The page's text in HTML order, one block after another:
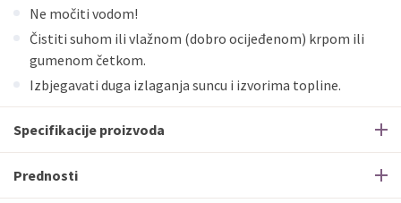
Ne močiti vodom!
Čistiti suhom ili vlažnom (dobro ocijeđenom) krpom ili
gumenom četkom.
Izbjegavati duga izlaganja suncu i izvorima topline.
Specifikacije proizvoda
Prednosti